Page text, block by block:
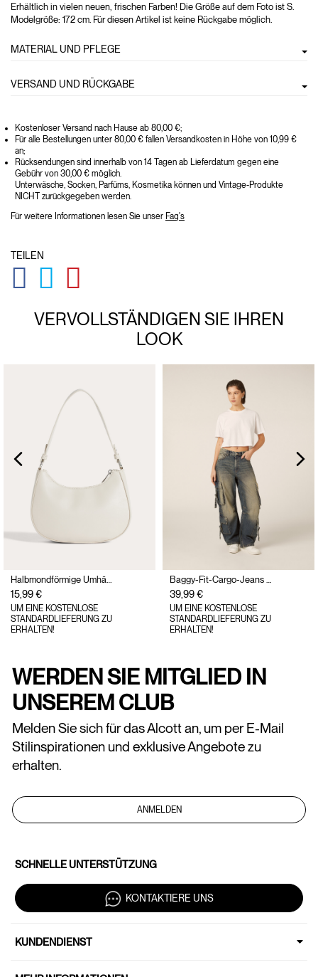
Erhältlich in vielen neuen, frischen Farben! Die Größe auf dem Foto ist S.
Modelgröße: 172 cm. Für diesen Artikel ist keine Rückgabe möglich.
MATERIAL UND PFLEGE
VERSAND UND RÜCKGABE
Kostenloser Versand nach Hause ab 80,00 €;
Für alle Bestellungen unter 80,00 € fallen Versandkosten in Höhe von 10,99 €
an;
Rücksendungen sind innerhalb von 14 Tagen ab Lieferdatum gegen eine
Gebühr von 30,00 € möglich.
Unterwäsche, Socken, Parfüms, Kosmetika können und Vintage-Produkte
NICHT zurückgegeben werden.
Für weitere Informationen lesen Sie unser Faq's
TEILEN
GLOBAL.SOCIALSHARE.FACEBOOK
GLOBAL.SOCIALSHARE.TWITTER
VERVOLLSTÄNDIGEN SIE IHREN
LOOK
15,99 €
UM EINE KOSTENLOSE
STANDARDLIEFERUNG ZU
ERHALTEN!
39,99 €
UM EINE KOSTENLOSE
STANDARDLIEFERUNG ZU
ERHALTEN!
WERDEN SIE MITGLIED IN
UNSEREM CLUB
Melden Sie sich für das Alcott an, um per E-Mail
Stilinspirationen und exklusive Angebote zu
erhalten.
ANMELDEN
SCHNELLE UNTERSTÜTZUNG
KONTAKTIERE UNS
KUNDENDIENST